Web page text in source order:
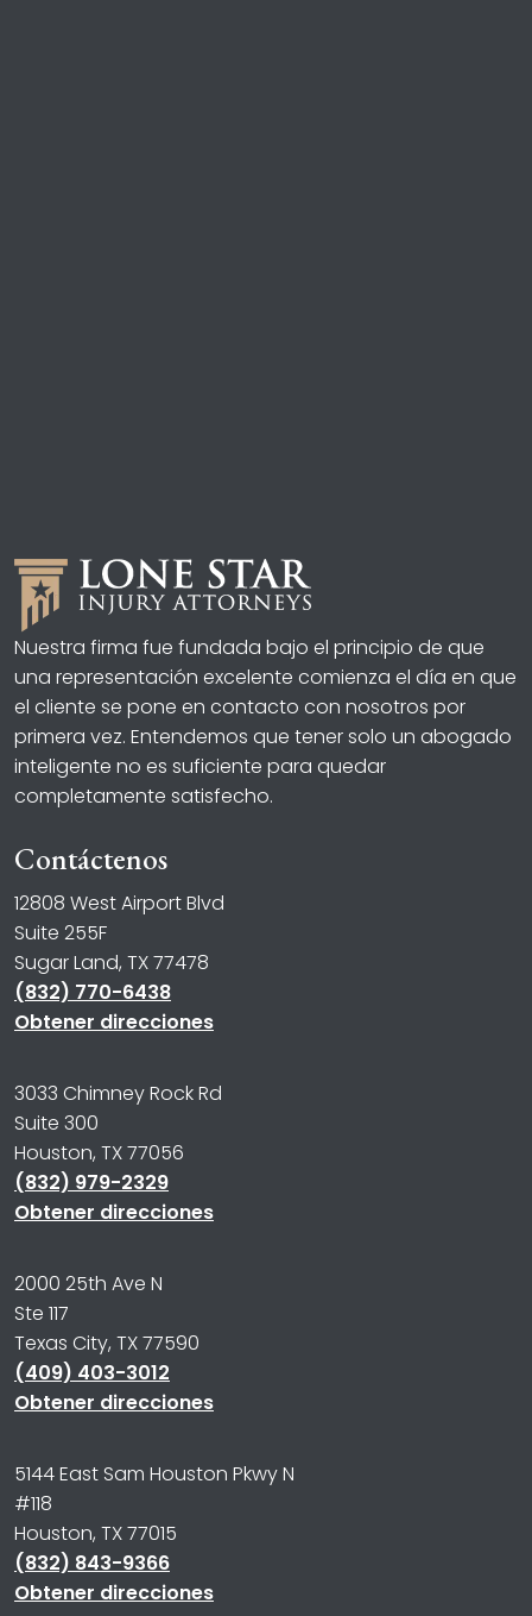
Nuestra firma fue fundada bajo el principio de que
una representación excelente comienza el día en que
el cliente se pone en contacto con nosotros por
primera vez. Entendemos que tener solo un abogado
inteligente no es suficiente para quedar
completamente satisfecho.
Contáctenos
12808 West Airport Blvd
Suite 255F
Sugar Land, TX 77478
(832) 770-6438
Obtener direcciones
3033 Chimney Rock Rd
Suite 300
Houston, TX 77056
(832) 979-2329
Obtener direcciones
2000 25th Ave N
Ste 117
Texas City, TX 77590
(409) 403-3012
Obtener direcciones
5144 East Sam Houston Pkwy N
#118
Houston, TX 77015
(832) 843-9366
Obtener direcciones